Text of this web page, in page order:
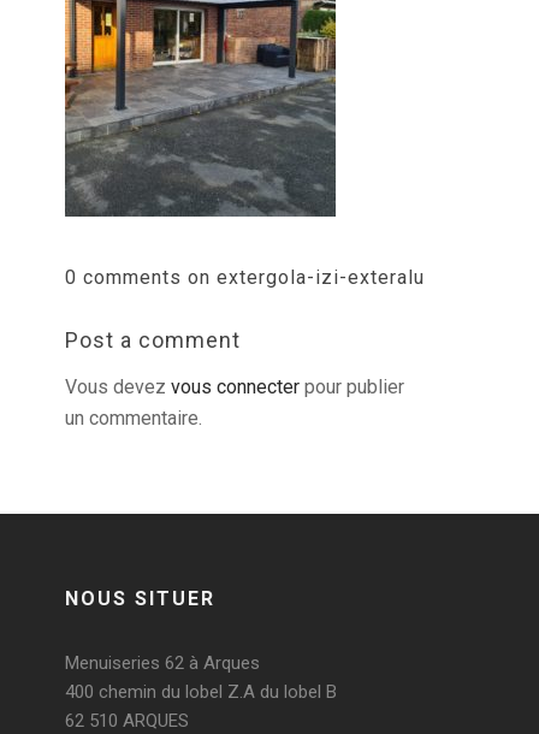
0 comments on extergola-izi-exteralu
Post a comment
Vous devez vous connecter pour publier
un commentaire.
NOUS SITUER
Menuiseries 62 à Arques
400 chemin du lobel Z.A du lobel B
62 510 ARQUES